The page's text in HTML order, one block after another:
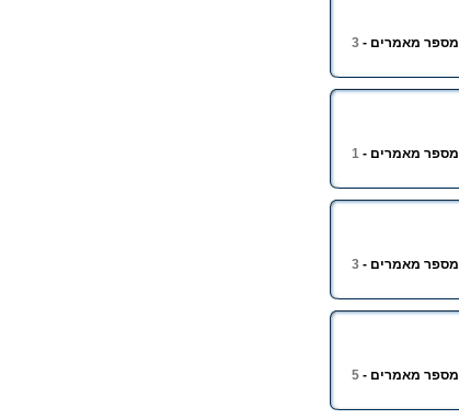
מספר מאמרים - 3
מספר מאמרים - 1
מספר מאמרים - 3
מספר מאמרים - 5